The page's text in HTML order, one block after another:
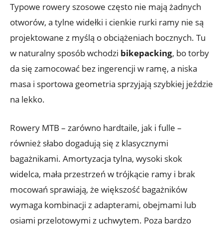
Typowe rowery szosowe często nie mają żadnych
otworów, a tylne widełki i cienkie rurki ramy nie są
projektowane z myślą o obciążeniach bocznych. Tu
w naturalny sposób wchodzi bikepacking, bo torby
da się zamocować bez ingerencji w ramę, a niska
masa i sportowa geometria sprzyjają szybkiej jeździe
na lekko.
Rowery MTB – zarówno hardtaile, jak i fulle –
również słabo dogadują się z klasycznymi
bagażnikami. Amortyzacja tylna, wysoki skok
widelca, mała przestrzeń w trójkącie ramy i brak
mocowań sprawiają, że większość bagażników
wymaga kombinacji z adapterami, obejmami lub
osiami przelotowymi z uchwytem. Poza bardzo